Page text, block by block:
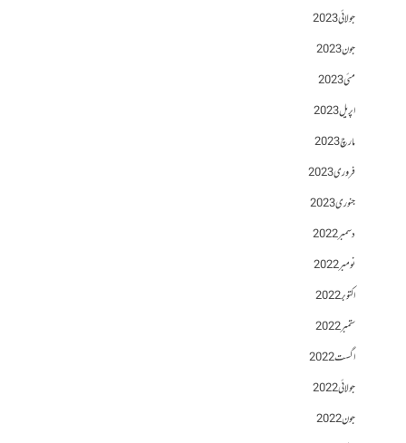
جولائی 2023
جون 2023
مئی 2023
اپریل 2023
مارچ 2023
فروری 2023
جنوری 2023
دسمبر 2022
نومبر 2022
اکتوبر 2022
ستمبر 2022
اگست 2022
جولائی 2022
جون 2022